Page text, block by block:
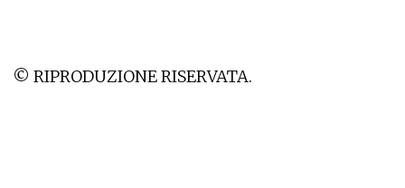
© RIPRODUZIONE RISERVATA.